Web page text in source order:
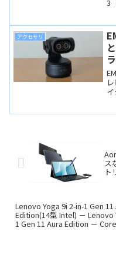
3
アクセサリ
ス
ト
Lenovo Yoga 9i 2-in-1 Gen 11
Edition(14型 Intel) － Lenovo
1 Gen 11 Aura Edition －